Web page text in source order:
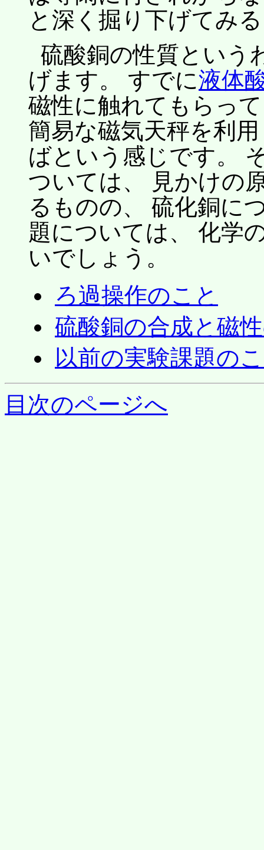
と深く掘り下げてみ
硫酸銅の性質という
げます。 すでに液体
磁性に触れてもらっ
簡易な磁気天秤を利
ばという感じです。
ついては、 見かけの
るものの、 硫化銅に
題については、 化学
いでしょう。
ろ過操作のこと
硫酸銅の合成と磁
以前の実験課題の
目次のページへ